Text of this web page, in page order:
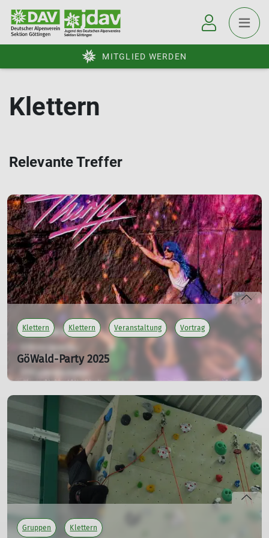
MITGLIED WERDEN
Klettern
Relevante Treffer
Klettern Klettern Veranstaltung Vortrag
GöWald-Party 2025
Gölympia inclusive
Die alljährliche Outdoorparty mit Kletternachmittag im
Sandsteinsteinklettergebiet Göttinger Wald.
mehr erfahren
Gruppen Klettern